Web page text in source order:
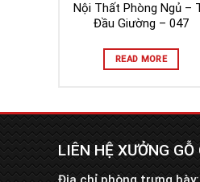
Nội Thất Phòng Ngủ –
Đầu Giường – 047
READ MORE
LIÊN HỆ XƯỞNG GỖ